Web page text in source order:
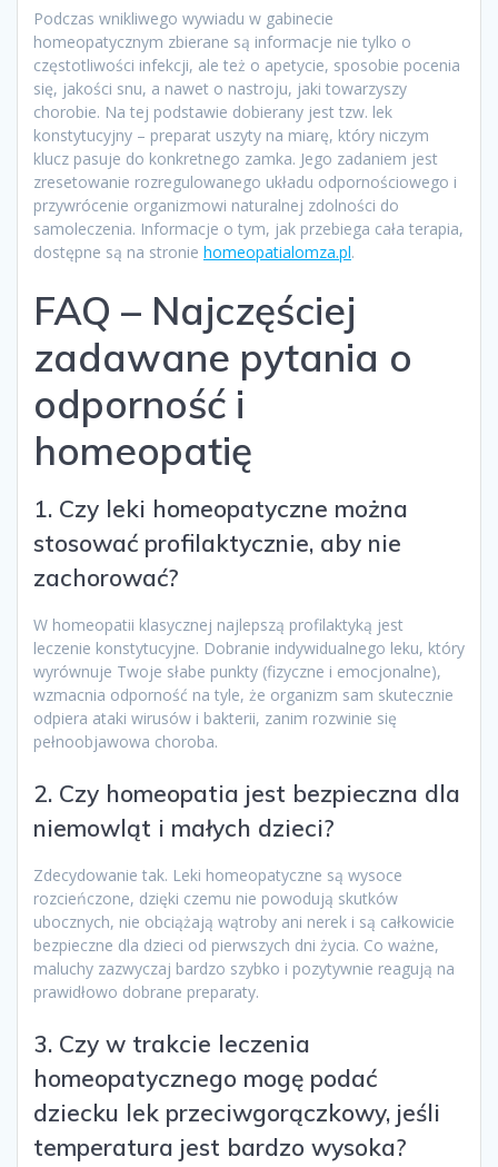
Podczas wnikliwego wywiadu w gabinecie
homeopatycznym zbierane są informacje nie tylko o
częstotliwości infekcji, ale też o apetycie, sposobie pocenia
się, jakości snu, a nawet o nastroju, jaki towarzyszy
chorobie. Na tej podstawie dobierany jest tzw. lek
konstytucyjny – preparat uszyty na miarę, który niczym
klucz pasuje do konkretnego zamka. Jego zadaniem jest
zresetowanie rozregulowanego układu odpornościowego i
przywrócenie organizmowi naturalnej zdolności do
samoleczenia. Informacje o tym, jak przebiega cała terapia,
dostępne są na stronie homeopatialomza.pl.
FAQ – Najczęściej
zadawane pytania o
odporność i
homeopatię
1. Czy leki homeopatyczne można
stosować profilaktycznie, aby nie
zachorować?
W homeopatii klasycznej najlepszą profilaktyką jest
leczenie konstytucyjne. Dobranie indywidualnego leku, który
wyrównuje Twoje słabe punkty (fizyczne i emocjonalne),
wzmacnia odporność na tyle, że organizm sam skutecznie
odpiera ataki wirusów i bakterii, zanim rozwinie się
pełnoobjawowa choroba.
2. Czy homeopatia jest bezpieczna dla
niemowląt i małych dzieci?
Zdecydowanie tak. Leki homeopatyczne są wysoce
rozcieńczone, dzięki czemu nie powodują skutków
ubocznych, nie obciążają wątroby ani nerek i są całkowicie
bezpieczne dla dzieci od pierwszych dni życia. Co ważne,
maluchy zazwyczaj bardzo szybko i pozytywnie reagują na
prawidłowo dobrane preparaty.
3. Czy w trakcie leczenia
homeopatycznego mogę podać
dziecku lek przeciwgorączkowy, jeśli
temperatura jest bardzo wysoka?